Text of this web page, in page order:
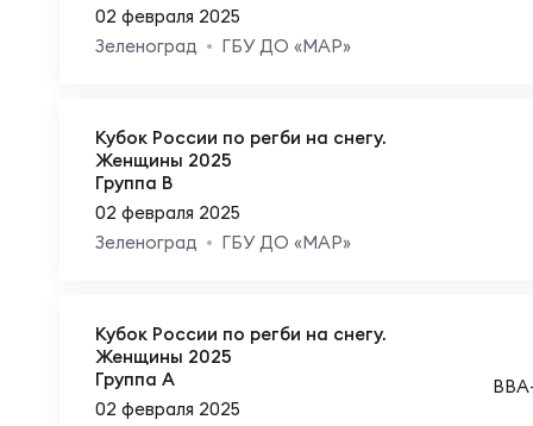
02 февраля 2025
Зеленоград
ГБУ ДО «МАР»
Кубок России по регби на снегу.
Женщины 2025
Группа B
02 февраля 2025
Зеленоград
ГБУ ДО «МАР»
Кубок России по регби на снегу.
Женщины 2025
Группа A
02 февраля 2025